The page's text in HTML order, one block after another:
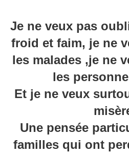
Je ne veux pas
froid et faim, je ne
les malades ,je ne
les
Et je ne veux
Une pensée
familles qui ont